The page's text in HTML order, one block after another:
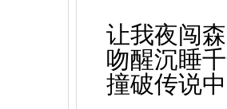
让我夜闯
吻醒沉睡
撞破传说